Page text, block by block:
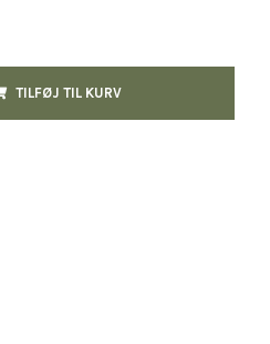
TILFØJ TIL KURV